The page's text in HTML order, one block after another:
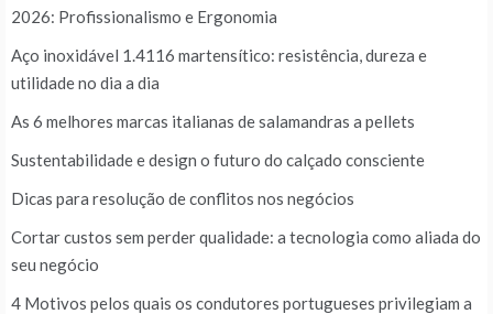
2026: Profissionalismo e Ergonomia
Aço inoxidável 1.4116 martensítico: resistência, dureza e
utilidade no dia a dia
As 6 melhores marcas italianas de salamandras a pellets
Sustentabilidade e design o futuro do calçado consciente
Dicas para resolução de conflitos nos negócios
Cortar custos sem perder qualidade: a tecnologia como aliada do
seu negócio
4 Motivos pelos quais os condutores portugueses privilegiam a